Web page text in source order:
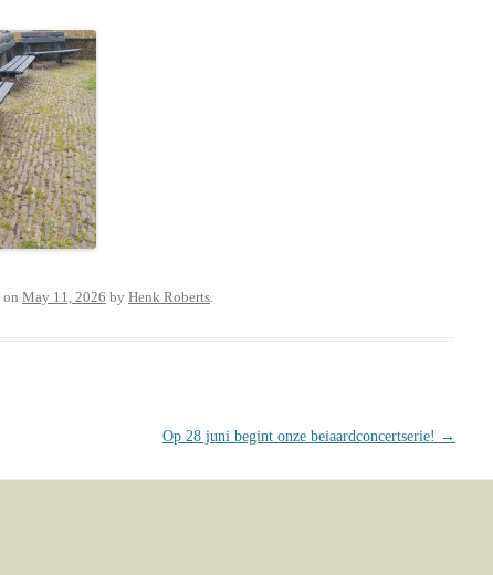
on May 11, 2026 by Henk Roberts.
Op 28 juni begint onze beiaardconcertserie! →